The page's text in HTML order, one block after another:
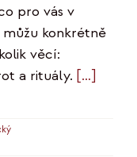
pro vás v
konkrétně
věcí:
a rituály. […]